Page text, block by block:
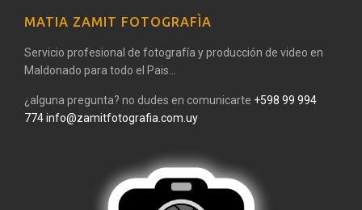
MATIA ZAMIT FOTOGRAFÌA
Servicio profesional de fotografía y producción de video en
Maldonado para todo el Pais...
¿alguna pregunta? no dudes en comunicarte +598 99 994
774info@zamitfotografia.com.uy